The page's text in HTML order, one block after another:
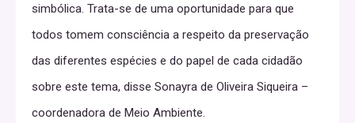
simbólica. Trata-se de uma oportunidade para que
todos tomem consciência a respeito da preservação
das diferentes espécies e do papel de cada cidadão
sobre este tema, disse Sonayra de Oliveira Siqueira –
coordenadora de Meio Ambiente.